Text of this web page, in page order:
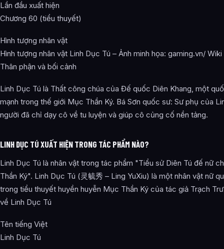
Lần đầu xuất hiện
Chương 60 (tiểu thuyết)
Hình tượng nhân vật
Hình tượng nhân vật Linh Dục Tú – Ảnh minh họa: gaming.vn/ Wiki
Thân phận và bối cảnh
Linh Dục Tú là Thất công chúa của Đế quốc Diên Khang, một
mạnh trong thế giới Mục Thần Ký. Bá Sơn quốc sư: Sư phụ của
người đã chỉ dạy cô về tu luyện và giúp cô củng cố nền tảng.
LINH DỤC TÚ XUẤT HIỆN TRONG TÁC PHẨM NÀO?
Linh Dục Tú là nhân vật trong tác phẩm "Tiểu sử Diên Tú đế nữ
Thần Ký". Linh Dục Tú (灵毓秀 – Ling YuXiu) là một nhân vật nữ
trong tiểu thuyết huyền huyễn Mục Thần Ký của tác giả Trạch
về Linh Dục Tú
Tên tiếng Việt
Linh Dục Tú